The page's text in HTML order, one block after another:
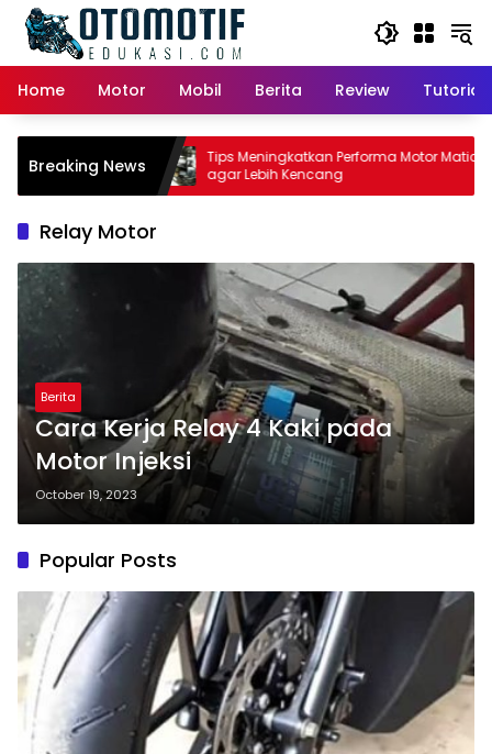
content
Home
Motor Mobil Berita Review Tutorial
Breaking News
Matic:
Pemilik
Tips Meningkatkan Performa Motor Matic
agar Lebih Kencang
Relay Motor
Berita
Cara Kerja Relay 4 Kaki pada
Motor Injeksi
October 19, 2023
Popular Posts